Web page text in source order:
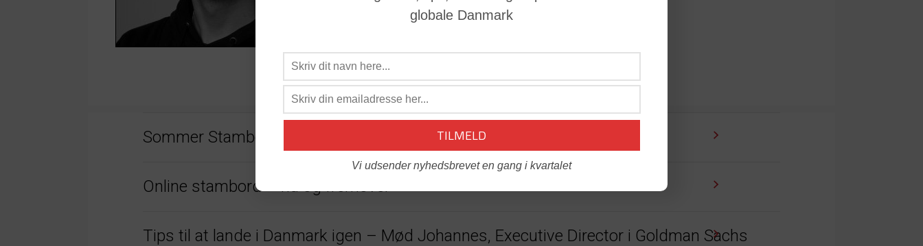
Sommer Stambord 2022
Online stambord – nu og fremover
Tips til at lande i Danmark igen – Mød Johannes, Executive Director i Goldman Sachs
globale Danmark
Vi udsender nyhedsbrevet en gang i kvartalet